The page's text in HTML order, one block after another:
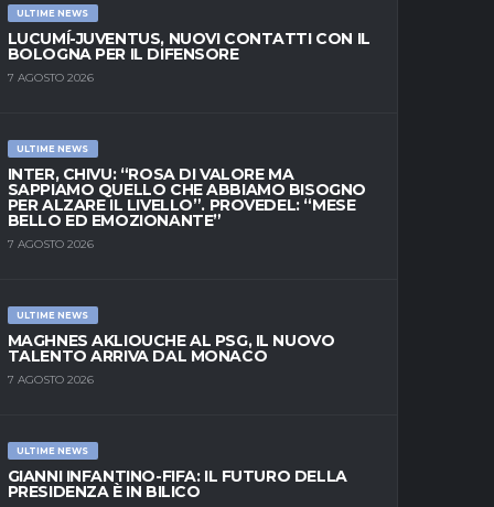
ULTIME NEWS
LUCUMÍ-JUVENTUS, NUOVI CONTATTI CON IL
BOLOGNA PER IL DIFENSORE
7 AGOSTO 2026
ULTIME NEWS
INTER, CHIVU: “ROSA DI VALORE MA
SAPPIAMO QUELLO CHE ABBIAMO BISOGNO
PER ALZARE IL LIVELLO”. PROVEDEL: “MESE
BELLO ED EMOZIONANTE”
7 AGOSTO 2026
ULTIME NEWS
MAGHNES AKLIOUCHE AL PSG, IL NUOVO
TALENTO ARRIVA DAL MONACO
7 AGOSTO 2026
ULTIME NEWS
GIANNI INFANTINO-FIFA: IL FUTURO DELLA
PRESIDENZA È IN BILICO